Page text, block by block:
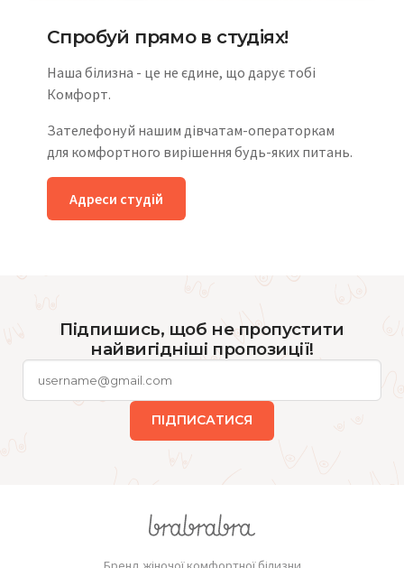
Спробуй прямо в студіях!
Наша білизна - це не єдине, що дарує тобі
Комфорт.
Зателефонуй нашим дівчатам-операторкам
для комфортного вирішення будь-яких питань.
Адреси студій
Підпишись, щоб не пропустити
найвигідніші пропозиції!
ПІДПИСАТИСЯ